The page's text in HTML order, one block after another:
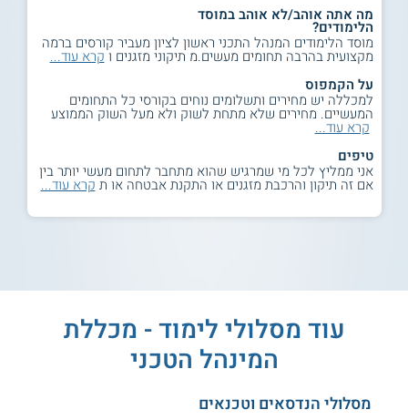
מה אתה אוהב/לא אוהב במוסד
הלימודים?
מוסד הלימודים המנהל התכני ראשון לציון מעביר קורסים ברמה
מקצועית בהרבה תחומים מעשים.מ תיקוני מזגנים ו קרא עוד...
על הקמפוס
למכללה יש מחירים ותשלומים נוחים בקורסי כל התחומים
המעשיים. מחירים שלא מתחת לשוק ולא מעל השוק הממוצע
קרא עוד...
טיפים
אני ממליץ לכל מי שמרגיש שהוא מתחבר לתחום מעשי יותר בין
אם זה תיקון והרכבת מזגנים או התקנת אבטחה או ת קרא עוד...
עוד מסלולי לימוד - מכללת
המינהל הטכני
מסלולי הנדסאים וטכנאים